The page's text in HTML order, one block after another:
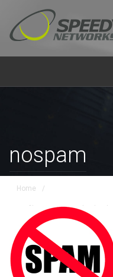
nospam
Home /
Wij filteren uw e-mail
nospam